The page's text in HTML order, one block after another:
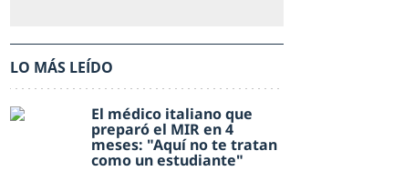
LO MÁS LEÍDO
El médico italiano que
preparó el MIR en 4
meses: "Aquí no te tratan
como un estudiante"